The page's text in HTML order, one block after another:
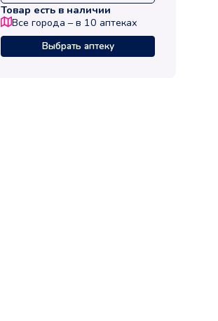
Товар есть в наличии
Все города – в 10 аптеках
Выбрать аптеку